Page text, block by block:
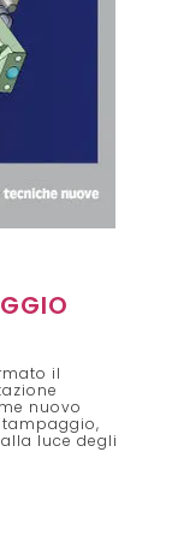
il
nuovo
luce degli